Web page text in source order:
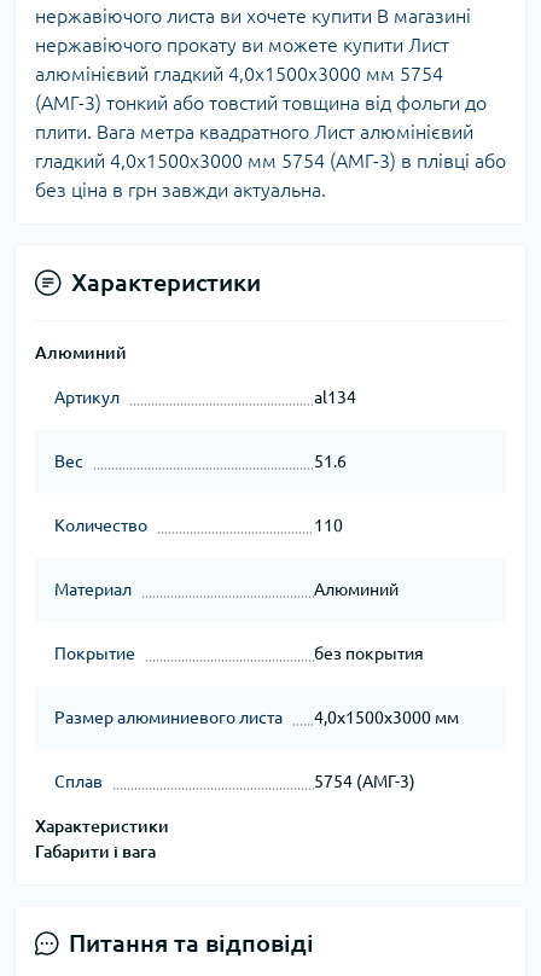
нержавіючого листа ви хочете купити В магазині
нержавіючого прокату ви можете купити Лист
алюмінієвий гладкий 4,0х1500х3000 мм 5754
(АМГ-3) тонкий або товстий товщина від фольги до
плити. Вага метра квадратного Лист алюмінієвий
гладкий 4,0х1500х3000 мм 5754 (АМГ-3) в плівці або
без ціна в грн завжди актуальна.
Характеристики
Алюминий
Артикул al134
Вес 51.6
Количество 110
Материал Алюминий
Покрытие без покрытия
Размер алюминиевого листа 4,0х1500х3000 мм
Сплав 5754 (АМГ-3)
Характеристики
Габарити і вага
Питання та відповіді